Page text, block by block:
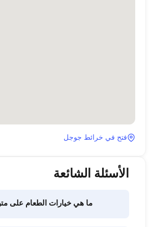
فتح في خرائط جوجل
الأسئلة الشائعة
ما هي خيارات الطعام على